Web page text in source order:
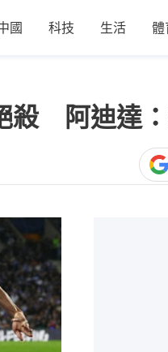
國 科技 生活 體
殺 阿迪達